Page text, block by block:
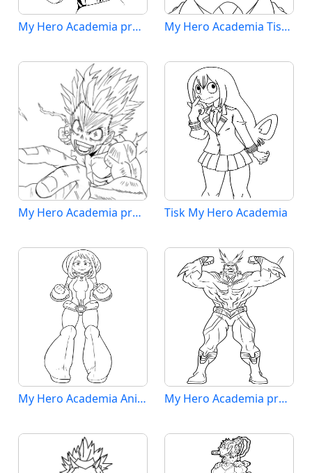
My Hero Academia pro 4leté Děti My Hero Academia Tisknutelná
My Hero Academia pro 3leté Děti Tisk My Hero Academia
My Hero Academia Anime My Hero Academia pro 2leté Děti